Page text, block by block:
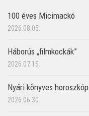
100 éves Micimackó
2026.08.05.
Háborús „filmkockák”
2026.07.15.
Nyári könyves horoszkóp
2026.06.30.